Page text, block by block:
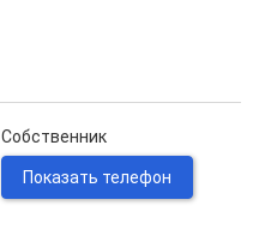
Собственник
Показать телефон